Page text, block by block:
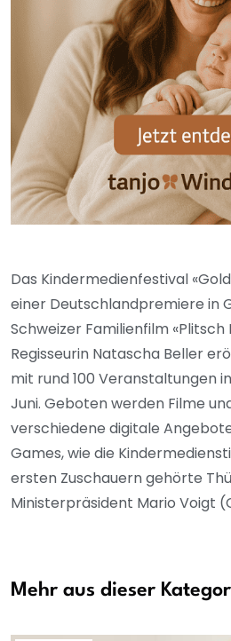
Das Kindermedienfestival
einer Deutschlandpremiere in
Schweizer Familienfilm
Regisseurin Natascha Beller
mit rund 100 Veranstaltungen
Juni. Geboten werden Filme
verschiedene digitale
Games, wie die
ersten Zuschauern gehörte
Ministerpräsident Mario Voigt
Mehr aus dieser